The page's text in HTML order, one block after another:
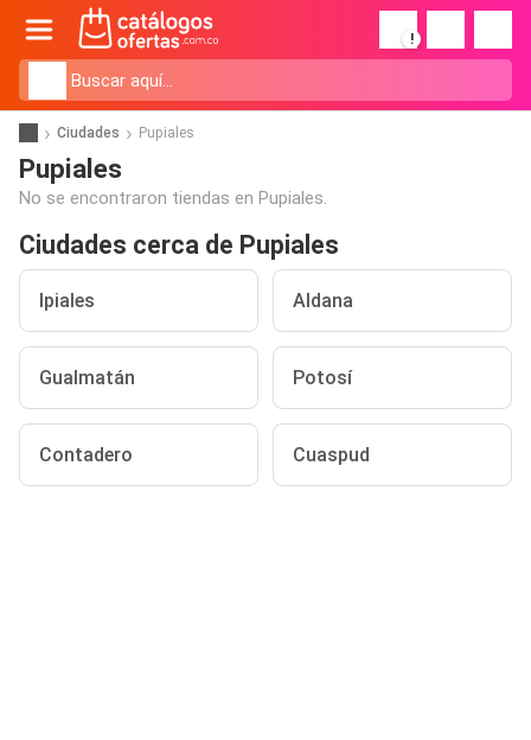
!
Ciudades Pupiales
Pupiales
No se encontraron tiendas en Pupiales.
Ciudades cerca de Pupiales
Ipiales Aldana
Gualmatán Potosí
Contadero Cuaspud